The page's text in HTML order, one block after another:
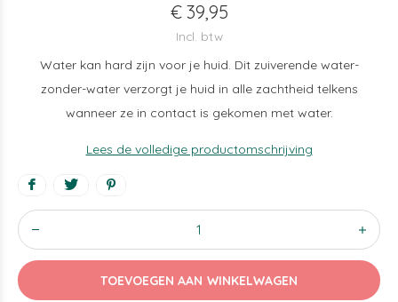
€ 39,95
Incl. btw
Water kan hard zijn voor je huid. Dit zuiverende water-
zonder-water verzorgt je huid in alle zachtheid telkens
wanneer ze in contact is gekomen met water.
Lees de volledige productomschrijving
TOEVOEGEN AAN WINKELWAGEN